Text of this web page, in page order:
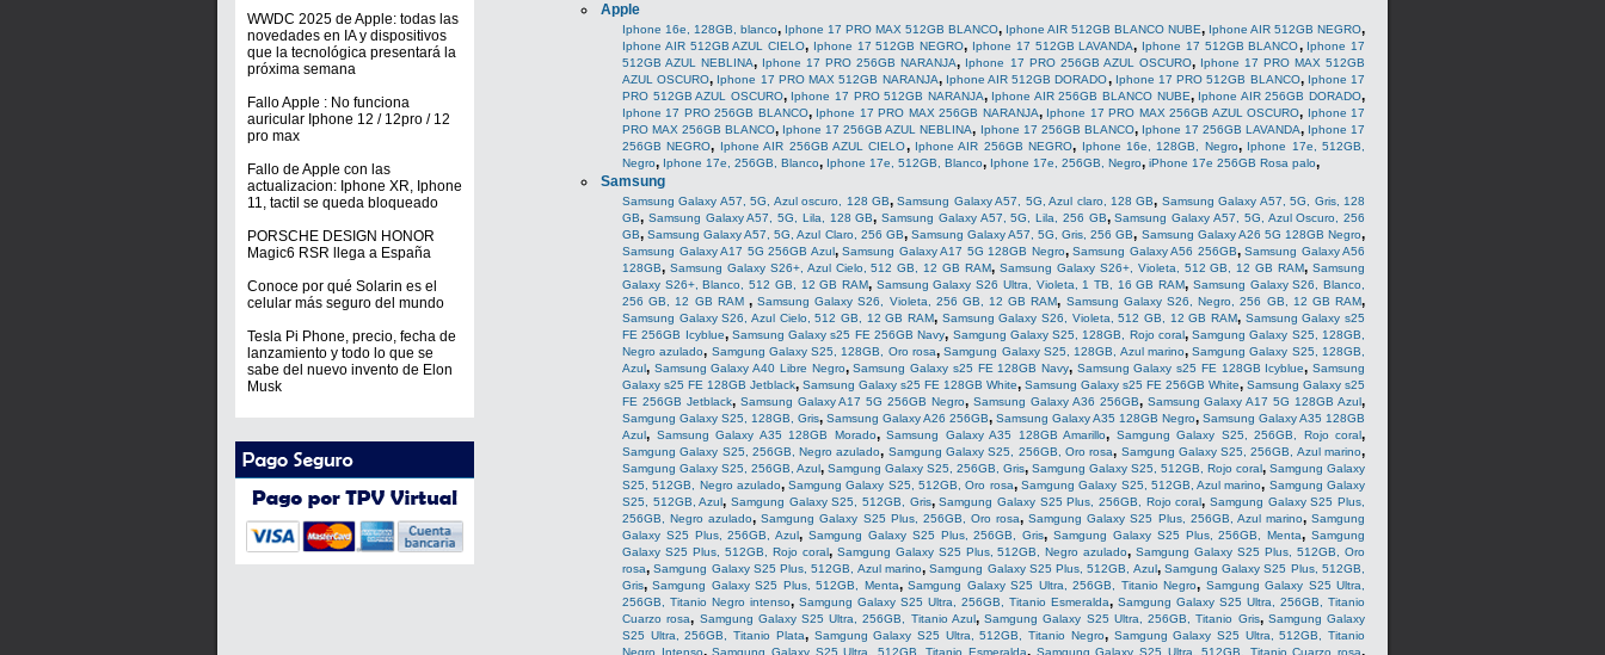
WWDC 2025 de Apple: todas las
novedades en IA y dispositivos
que la tecnológica presentará la
próxima semana
Fallo Apple : No funciona
auricular Iphone 12 / 12pro / 12
pro max
Fallo de Apple con las
actualizacion: Iphone XR, Iphone
11, tactil se queda bloqueado
PORSCHE DESIGN HONOR
Magic6 RSR llega a España
Conoce por qué Solarin es el
celular más seguro del mundo
Tesla Pi Phone, precio, fecha de
lanzamiento y todo lo que se
sabe del nuevo invento de Elon
Musk
Apple
Iphone 16e, 128GB, blanco, Iphone 17 PRO MAX 512GB BLANCO, Iphone AIR 512GB BLANCO NUBE, Iphone AIR 512GB NEGRO,
Iphone AIR 512GB AZUL CIELO, Iphone 17 512GB NEGRO, Iphone 17 512GB LAVANDA, Iphone 17 512GB BLANCO, Iphone 17
512GB AZUL NEBLINA, Iphone 17 PRO 256GB NARANJA, Iphone 17 PRO 256GB AZUL OSCURO, Iphone 17 PRO MAX 512GB
AZUL OSCURO, Iphone 17 PRO MAX 512GB NARANJA, Iphone AIR 512GB DORADO, Iphone 17 PRO 512GB BLANCO, Iphone 17
PRO 512GB AZUL OSCURO, Iphone 17 PRO 512GB NARANJA, Iphone AIR 256GB BLANCO NUBE, Iphone AIR 256GB DORADO,
Iphone 17 PRO 256GB BLANCO, Iphone 17 PRO MAX 256GB NARANJA, Iphone 17 PRO MAX 256GB AZUL OSCURO, Iphone 17
PRO MAX 256GB BLANCO, Iphone 17 256GB AZUL NEBLINA, Iphone 17 256GB BLANCO, Iphone 17 256GB LAVANDA, Iphone 17
256GB NEGRO, Iphone AIR 256GB AZUL CIELO, Iphone AIR 256GB NEGRO, Iphone 16e, 128GB, Negro, Iphone 17e, 512GB,
Negro, Iphone 17e, 256GB, Blanco, Iphone 17e, 512GB, Blanco, Iphone 17e, 256GB, Negro, iPhone 17e 256GB Rosa palo,
Samsung
Samsung Galaxy A57, 5G, Azul oscuro, 128 GB,Samsung Galaxy A57, 5G, Azul claro, 128 GB, Samsung Galaxy A57, 5G, Gris, 128
GB, Samsung Galaxy A57, 5G, Lila, 128 GB,Samsung Galaxy A57, 5G, Lila, 256 GB,Samsung Galaxy A57, 5G, Azul Oscuro, 256
GB,Samsung Galaxy A57, 5G, Azul Claro, 256 GB, Samsung Galaxy A57, 5G, Gris, 256 GB, Samsung Galaxy A26 5G 128GB Negro,
Samsung Galaxy A17 5G 256GB Azul, Samsung Galaxy A17 5G 128GB Negro, Samsung Galaxy A56 256GB, Samsung Galaxy A56
128GB, Samsung Galaxy S26+, Azul Cielo, 512 GB, 12 GB RAM, Samsung Galaxy S26+, Violeta, 512 GB, 12 GB RAM,Samsung
Galaxy S26+, Blanco, 512 GB, 12 GB RAM, Samsung Galaxy S26 Ultra, Violeta, 1 TB, 16 GB RAM, Samsung Galaxy S26, Blanco,
256 GB, 12 GB RAM ,Samsung Galaxy S26, Violeta, 256 GB, 12 GB RAM, Samsung Galaxy S26, Negro, 256 GB, 12 GB RAM,
Samsung Galaxy S26, Azul Cielo, 512 GB, 12 GB RAM, Samsung Galaxy S26, Violeta, 512 GB, 12 GB RAM, Samsung Galaxy s25
FE 256GB Icyblue, Samsung Galaxy s25 FE 256GB Navy, Samgung Galaxy S25, 128GB, Rojo coral,Samgung Galaxy S25, 128GB,
Negro azulado, Samgung Galaxy S25, 128GB, Oro rosa,Samgung Galaxy S25, 128GB, Azul marino,Samgung Galaxy S25, 128GB,
Azul, Samsung Galaxy A40 Libre Negro,Samsung Galaxy s25 FE 128GB Navy, Samsung Galaxy s25 FE 128GB Icyblue,Samsung
Galaxy s25 FE 128GB Jetblack, Samsung Galaxy s25 FE 128GB White, Samsung Galaxy s25 FE 256GB White, Samsung Galaxy s25
FE 256GB Jetblack, Samsung Galaxy A17 5G 256GB Negro,Samsung Galaxy A36 256GB, Samsung Galaxy A17 5G 128GB Azul,
Samgung Galaxy S25, 128GB, Gris, Samsung Galaxy A26 256GB, Samsung Galaxy A35 128GB Negro, Samsung Galaxy A35 128GB
Azul, Samsung Galaxy A35 128GB Morado, Samsung Galaxy A35 128GB Amarillo, Samgung Galaxy S25, 256GB, Rojo coral,
Samgung Galaxy S25, 256GB, Negro azulado, Samgung Galaxy S25, 256GB, Oro rosa, Samgung Galaxy S25, 256GB, Azul marino,
Samgung Galaxy S25, 256GB, Azul, Samgung Galaxy S25, 256GB, Gris, Samgung Galaxy S25, 512GB, Rojo coral, Samgung Galaxy
S25, 512GB, Negro azulado,Samgung Galaxy S25, 512GB, Oro rosa, Samgung Galaxy S25, 512GB, Azul marino, Samgung Galaxy
S25, 512GB, Azul,Samgung Galaxy S25, 512GB, Gris,Samgung Galaxy S25 Plus, 256GB, Rojo coral,Samgung Galaxy S25 Plus,
256GB, Negro azulado,Samgung Galaxy S25 Plus, 256GB, Oro rosa,Samgung Galaxy S25 Plus, 256GB, Azul marino,Samgung
Galaxy S25 Plus, 256GB, Azul,Samgung Galaxy S25 Plus, 256GB, Gris,Samgung Galaxy S25 Plus, 256GB, Menta,Samgung
Galaxy S25 Plus, 512GB, Rojo coral, Samgung Galaxy S25 Plus, 512GB, Negro azulado,Samgung Galaxy S25 Plus, 512GB, Oro
rosa,Samgung Galaxy S25 Plus, 512GB, Azul marino,Samgung Galaxy S25 Plus, 512GB, Azul, Samgung Galaxy S25 Plus, 512GB,
Gris,Samgung Galaxy S25 Plus, 512GB, Menta,Samgung Galaxy S25 Ultra, 256GB, Titanio Negro, Samgung Galaxy S25 Ultra,
256GB, Titanio Negro intenso, Samgung Galaxy S25 Ultra, 256GB, Titanio Esmeralda, Samgung Galaxy S25 Ultra, 256GB, Titanio
Cuarzo rosa, Samgung Galaxy S25 Ultra, 256GB, Titanio Azul,Samgung Galaxy S25 Ultra, 256GB, Titanio Gris, Samgung Galaxy
S25 Ultra, 256GB, Titanio Plata, Samgung Galaxy S25 Ultra, 512GB, Titanio Negro, Samgung Galaxy S25 Ultra, 512GB, Titanio
Negro Intenso,Samgung Galaxy S25 Ultra, 512GB, Titanio Esmeralda, Samgung Galaxy S25 Ultra, 512GB, Titanio Cuarzo rosa,